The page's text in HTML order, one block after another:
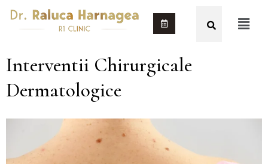
Interventii Chirurgicale
Dermatologice